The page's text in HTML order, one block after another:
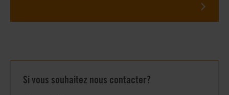
Si vous souhaitez nous contacter?